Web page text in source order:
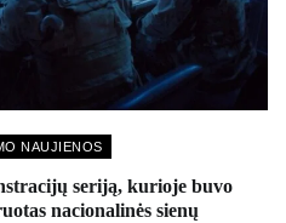
NAUJIENOS
seriją, kurioje buvo
nacionalinės sienų